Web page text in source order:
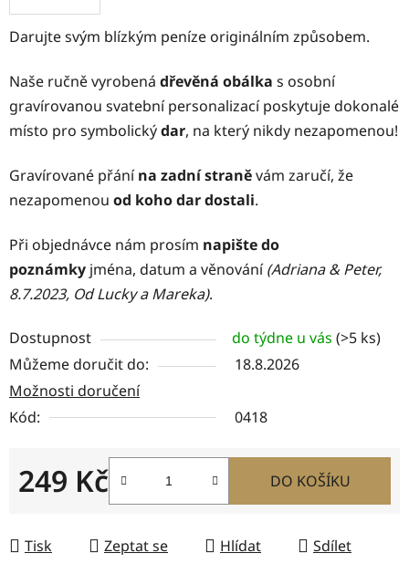
Darujte svým blízkým peníze originálním způsobem.
Naše ručně vyrobená dřevěná obálka s osobní
gravírovanou svatební personalizací poskytuje dokonalé
místo pro symbolickýdar, na který nikdy nezapomenou!
Gravírované přání na zadní straněvám zaručí, že
nezapomenou od koho dar dostali.
Při objednávce nám prosím napište do
poznámky jména, datum a věnování(Adriana & Peter,
8.7.2023, Od Lucky a Mareka).
Dostupnost do týdne u vás (>5 ks)
Můžeme doručit do:
18.8.2026
Možnosti doručení
Kód:
0418
249 Kč DO KOŠÍKU
Tisk Zeptat se Hlídat Sdílet